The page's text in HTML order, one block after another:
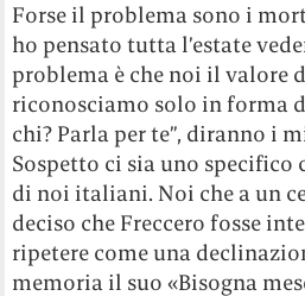
Forse il problema sono i
ho pensato tutta l’estate
problema è che noi il valore
riconosciamo solo in forma
chi? Parla per te”, diranno i
Sospetto ci sia uno specifico
di noi italiani. Noi che a un
deciso che Freccero fosse
ripetere come una
memoria il suo «Bisogna